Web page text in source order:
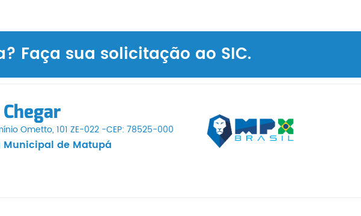
Faça sua solicitação ao SIC.
Ometto, 101 ZE-022 -CEP: 78525-000
Municipal de Matupá